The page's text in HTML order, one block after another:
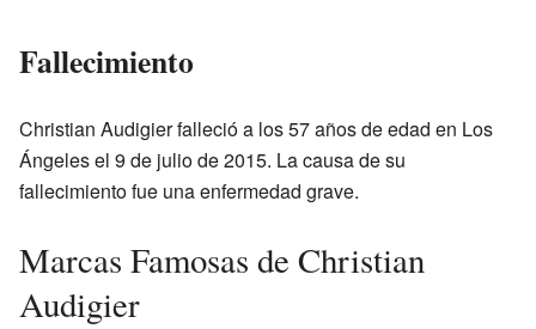
Fallecimiento
Christian Audigier falleció a los 57 años de edad en Los
Ángeles el 9 de julio de 2015. La causa de su
fallecimiento fue una enfermedad grave.
Marcas Famosas de Christian
Audigier